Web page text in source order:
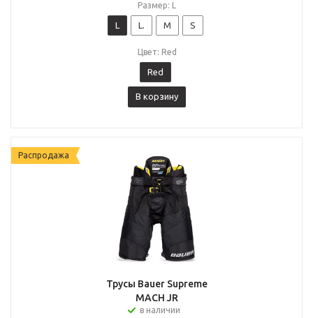
Размер: L
L L. M S
Цвет: Red
Red
В корзину
Распродажа
Трусы Bauer Supreme
MACH JR
в наличии